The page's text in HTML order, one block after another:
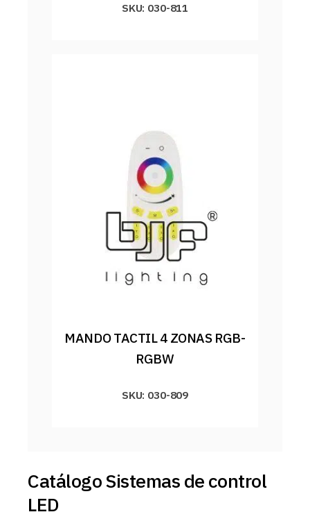
SKU: 030-811
MANDO TACTIL 4 ZONAS RGB-
RGBW
SKU: 030-809
Catálogo Sistemas de control
LED